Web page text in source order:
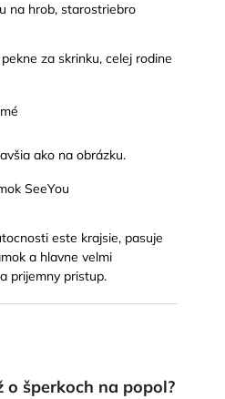
na hrob, starostriebro
je 5 z 5 hviezdičiek.
za skrinku, celej rodine
je 5 z 5 hviezdičiek.
ako na obrázku.
SeeYou
je 5 z 5 hviezdičiek.
este krajsie, pasuje
a hlavne velmi
prijemny pristup.
o šperkoch na popol?